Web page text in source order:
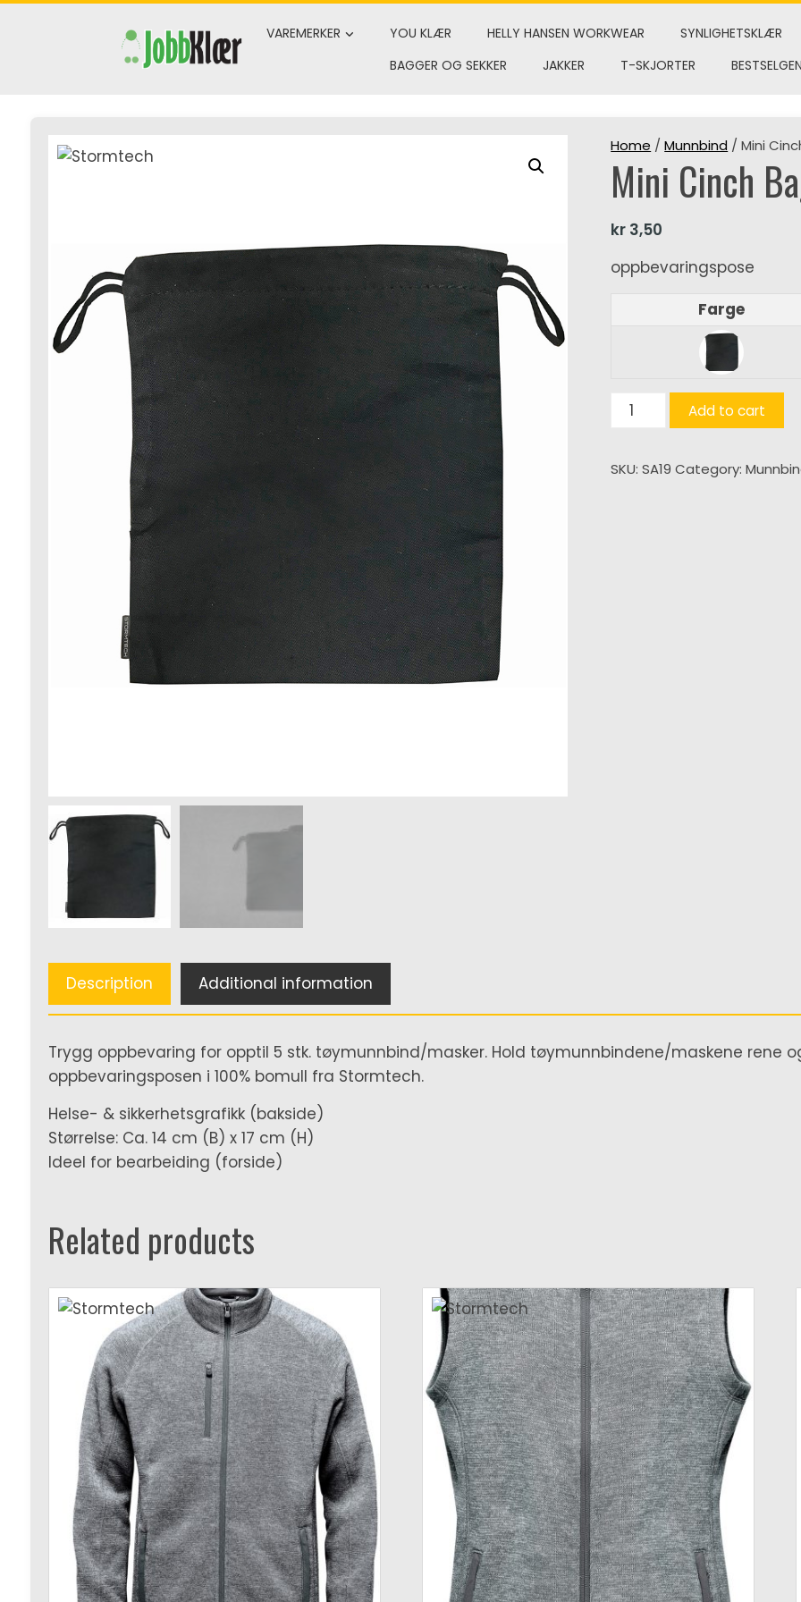
Skip
VAREMERKER YOU KLÆR HELLY HANSEN WORKWEAR SYNLIGHETSKLÆR
BAGGER OG SEKKER
JAKKER T-SKJORTER
Home /Munnbind / Mini
Mini Cinch
kr 3,50
oppbevaringspose
Farge
Mini
quantity
Add to cart
SKU:SA19 Category:
Description Additional information
Trygg oppbevaring for opptil 5 stk. tøymunnbind/masker. Hold tøymunnbindene/maskene rene
oppbevaringsposen i 100% bomull fra Stormtech.
Helse- & sikkerhetsgrafikk (bakside)
Størrelse: Ca. 14 cm (B) x 17 cm (H)
Ideel for bearbeiding (forside)
Related products